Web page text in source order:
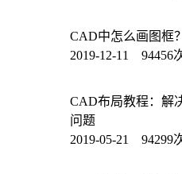
CAD中怎么画图框
2019-12-11 94456
CAD布局教程：解
问题
2019-05-21 94299